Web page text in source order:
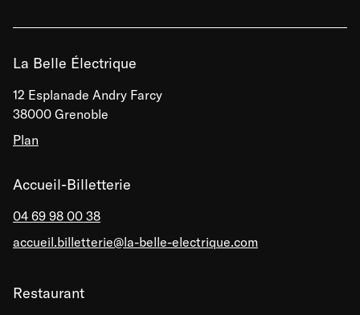
La Belle Électrique
12 Esplanade Andry Farcy
38000 Grenoble
Plan
Accueil-Billetterie
04 69 98 00 38
accueil.billetterie@la-belle-electrique.com
Restaurant